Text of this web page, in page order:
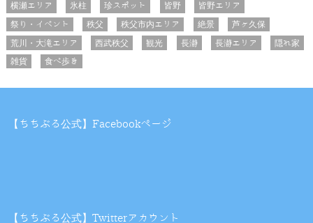
横瀬エリア
氷柱 珍スポット 皆野
皆野エリア
祭り・イベント
秩父 秩父市内エリア 絶景
芦ヶ久保
荒川・大滝エリア
西武秩父 観光 長瀞 長瀞エリア
隠れ家
雑貨
食べ歩き
【ちちぶる公式】Facebookページ
【ちちぶる公式】Twitterアカウント